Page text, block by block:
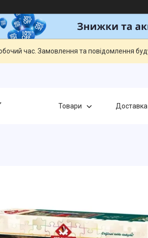
час. Замовлення та повідомлення
Товари